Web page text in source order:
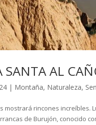
SANTA AL
| Montaña, Naturaleza,
mostrará rincones
de Burujón, conocido